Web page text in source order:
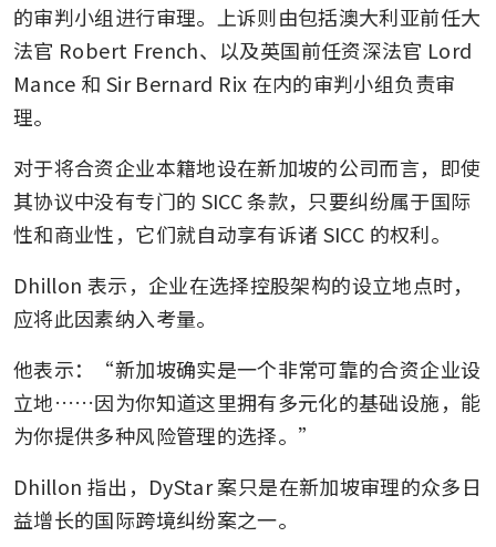
的审判小组进行审理。上诉则由包括澳大利亚前任大
法官 Robert French、以及英国前任资深法官 Lord
Mance 和 Sir Bernard Rix 在内的审判小组负责审
理。
对于将合资企业本籍地设在新加坡的公司而言，即使
其协议中没有专门的 SICC 条款，只要纠纷属于国际
性和商业性，它们就自动享有诉诸 SICC 的权利。
Dhillon 表示，企业在选择控股架构的设立地点时，
应将此因素纳入考量。
他表示：“新加坡确实是一个非常可靠的合资企业设
立地……因为你知道这里拥有多元化的基础设施，能
为你提供多种风险管理的选择。”
Dhillon 指出，DyStar 案只是在新加坡审理的众多日
益增长的国际跨境纠纷案之一。